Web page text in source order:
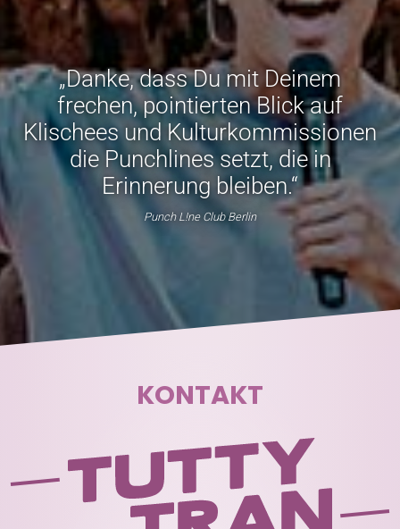
„Danke, dass Du mit Deinem
frechen, pointierten Blick auf
Klischees und Kulturkommissionen
die Punchlines setzt, die in
Erinnerung bleiben.“
Punch L!ne Club Berlin
KONTAKT